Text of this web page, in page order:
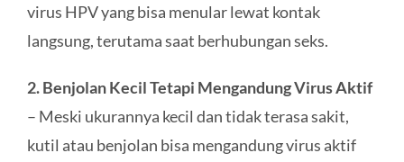
virus HPV yang bisa menular lewat kontak
langsung, terutama saat berhubungan seks.
2. Benjolan Kecil Tetapi Mengandung Virus Aktif
– Meski ukurannya kecil dan tidak terasa sakit,
kutil atau benjolan bisa mengandung virus aktif